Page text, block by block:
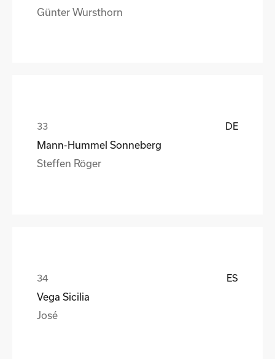
Günter Wursthorn
DE
Mann-Hummel Sonneberg
Steffen Röger
ES
Vega Sicilia
José